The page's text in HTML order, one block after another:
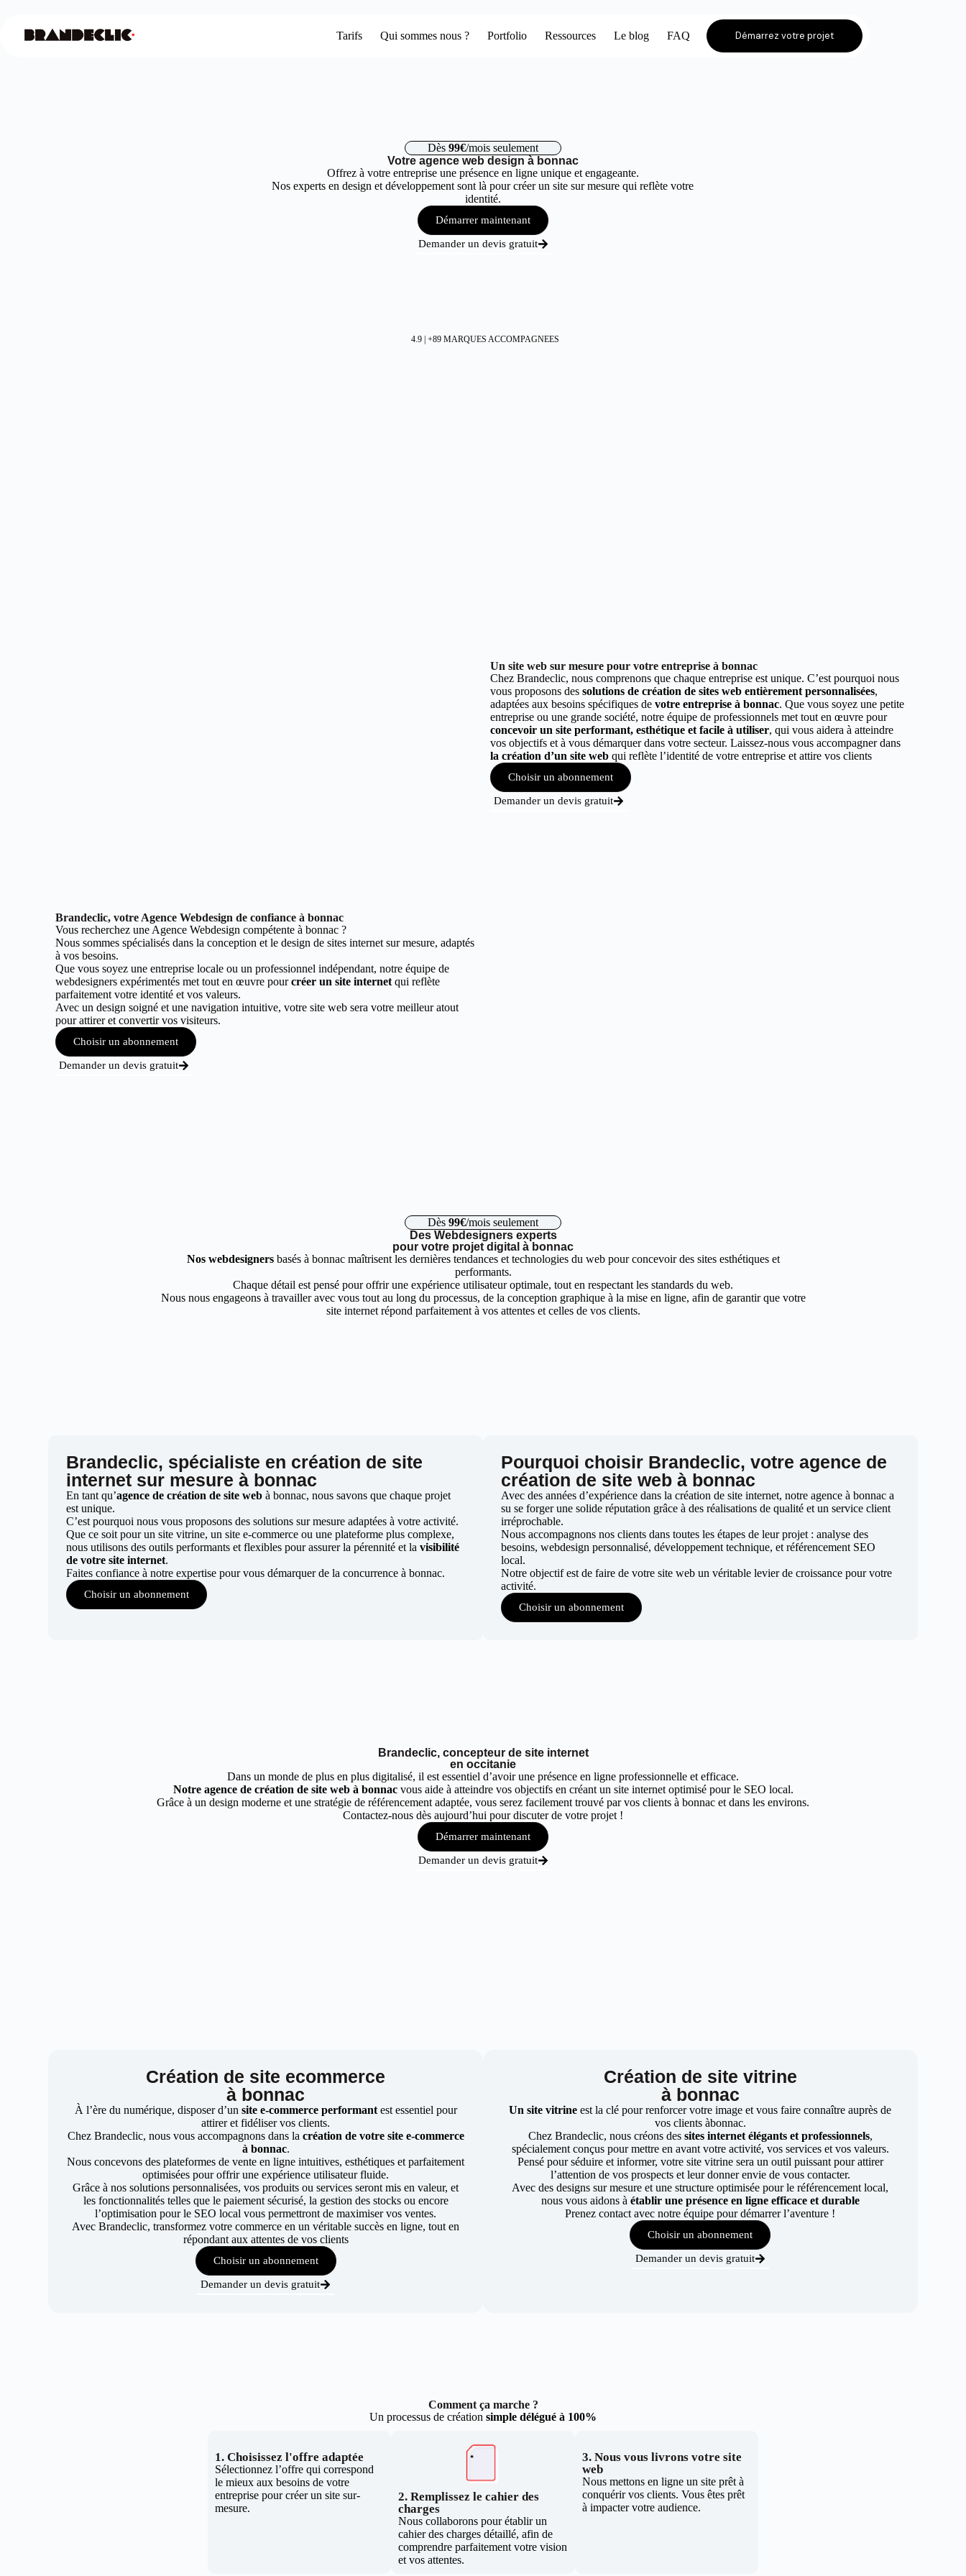
Tarifs Qui sommes nous ? Portfolio Ressources Le blog FAQ Démarrez votre projet
Dès 99€/mois seulement
Votre agence web design à bonnac
Offrez à votre entreprise une présence en ligne unique et engageante.
Nos experts en design et développement sont là pour créer un site sur mesure qui reflète votre
identité.
Démarrer maintenant
Demander un devis gratuit
4.9 | +89 MARQUES ACCOMPAGNEES
Un site web sur mesure pour votre entreprise à bonnac
Chez Brandeclic, nous comprenons que chaque entreprise est unique. C’est pourquoi nous
vous proposons des solutions de création de sites web entièrement personnalisées,
adaptées aux besoins spécifiques de votre entreprise à bonnac. Que vous soyez une petite
entreprise ou une grande société, notre équipe de professionnels met tout en œuvre pour
concevoir un site performant, esthétique et facile à utiliser, qui vous aidera à atteindre
vos objectifs et à vous démarquer dans votre secteur. Laissez-nous vous accompagner dans
la création d’un site web qui reflète l’identité de votre entreprise et attire vos clients
Choisir un abonnement
Demander un devis gratuit
Brandeclic, votre Agence Webdesign de confiance à bonnac
Vous recherchez une Agence Webdesign compétente à bonnac ?
Nous sommes spécialisés dans la conception et le design de sites internet sur mesure, adaptés
à vos besoins.
Que vous soyez une entreprise locale ou un professionnel indépendant, notre équipe de
webdesigners expérimentés met tout en œuvre pourcréer un site internetqui reflète
parfaitement votre identité et vos valeurs.
Avec un design soigné et une navigation intuitive, votre site web sera votre meilleur atout
pour attirer et convertir vos visiteurs.
Choisir un abonnement
Demander un devis gratuit
Dès 99€/mois seulement
Des Webdesigners experts
pour votre projet digital à bonnac
Nos webdesignersbasés à bonnac maîtrisent les dernières tendances et technologies du web pour concevoir des sites esthétiques et
performants.
Chaque détail est pensé pour offrir une expérience utilisateur optimale, tout en respectant les standards du web.
Nous nous engageons à travailler avec vous tout au long du processus, de la conception graphique à la mise en ligne, afin de garantir que votre
site internet répond parfaitement à vos attentes et celles de vos clients.
Brandeclic, spécialiste en création de site
internet sur mesure à bonnac
En tant qu’agence de création de site web à bonnac, nous savons que chaque projet
est unique.
C’est pourquoi nous vous proposons des solutions sur mesure adaptées à votre activité.
Que ce soit pour un site vitrine, un site e-commerce ou une plateforme plus complexe,
nous utilisons des outils performants et flexibles pour assurer la pérennité et lavisibilité
de votre site internet.
Faites confiance à notre expertise pour vous démarquer de la concurrence à bonnac.
Choisir un abonnement
Pourquoi choisir Brandeclic, votre agence de
création de site web à bonnac
Avec des années d’expérience dans la création de site internet, notre agence à bonnac a
su se forger une solide réputation grâce à des réalisations de qualité et un service client
irréprochable.
Nous accompagnons nos clients dans toutes les étapes de leur projet : analyse des
besoins, webdesign personnalisé, développement technique, et référencement SEO
local.
Notre objectif est de faire de votre site web un véritable levier de croissance pour votre
activité.
Choisir un abonnement
Brandeclic, concepteur de site internet
en occitanie
Dans un monde de plus en plus digitalisé, il est essentiel d’avoir une présence en ligne professionnelle et efficace.
Notre agence de création de site web à bonnacvous aide à atteindre vos objectifs en créant un site internet optimisé pour le SEO local.
Grâce à un design moderne et une stratégie de référencement adaptée, vous serez facilement trouvé par vos clients à bonnac et dans les environs.
Contactez-nous dès aujourd’hui pour discuter de votre projet !
Démarrer maintenant
Demander un devis gratuit
Création de site ecommerce
à bonnac
À l’ère du numérique, disposer d’un site e-commerce performant est essentiel pour
attirer et fidéliser vos clients.
Chez Brandeclic, nous vous accompagnons dans la création de votre site e-commerce
à bonnac.
Nous concevons des plateformes de vente en ligne intuitives, esthétiques et parfaitement
optimisées pour offrir une expérience utilisateur fluide.
Grâce à nos solutions personnalisées, vos produits ou services seront mis en valeur, et
les fonctionnalités telles que le paiement sécurisé, la gestion des stocks ou encore
l’optimisation pour le SEO local vous permettront de maximiser vos ventes.
Avec Brandeclic, transformez votre commerce en un véritable succès en ligne, tout en
répondant aux attentes de vos clients
Choisir un abonnement
Demander un devis gratuit
Création de site vitrine
à bonnac
Un site vitrine est la clé pour renforcer votre image et vous faire connaître auprès de
vos clients àbonnac.
Chez Brandeclic, nous créons dessites internet élégants et professionnels,
spécialement conçus pour mettre en avant votre activité, vos services et vos valeurs.
Pensé pour séduire et informer, votre site vitrine sera un outil puissant pour attirer
l’attention de vos prospects et leur donner envie de vous contacter.
Avec des designs sur mesure et une structure optimisée pour le référencement local,
nous vous aidons à établir une présence en ligne efficace et durable
Prenez contact avec notre équipe pour démarrer l’aventure !
Choisir un abonnement
Demander un devis gratuit
Comment ça marche ?
Un processus de création simple délégué à 100%
1. Choisissez l'offre adaptée
Sélectionnez l’offre qui correspond
le mieux aux besoins de votre
entreprise pour créer un site sur-
mesure.
2. Remplissez le cahier des
charges
Nous collaborons pour établir un
cahier des charges détaillé, afin de
comprendre parfaitement votre vision
et vos attentes.
3. Nous vous livrons votre site
web
Nous mettons en ligne un site prêt à
conquérir vos clients. Vous êtes prêt
à impacter votre audience.